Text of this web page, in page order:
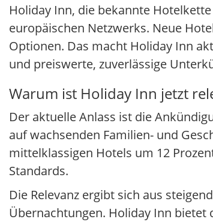
Holiday Inn, die bekannte
europäischen Netzwerks. Neue
Optionen. Das macht Holiday Inn
und preiswerte, zuverlässige
Warum ist Holiday Inn jetzt
Der aktuelle Anlass ist die
auf wachsenden Familien- und
mittelklassigen Hotels um 12
Standards.
Die Relevanz ergibt sich aus
Übernachtungen. Holiday Inn bietet